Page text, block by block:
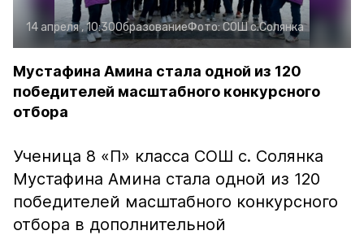
14 апреля , 10:30ОбразованиеФото:СОШ с.Солянка
Мустафина Амина стала одной из 120
победителей масштабного конкурсного
отбора
Ученица 8 «П» класса СОШ с. Солянка
Мустафина Амина стала одной из 120
победителей масштабного конкурсного
отбора в дополнительной